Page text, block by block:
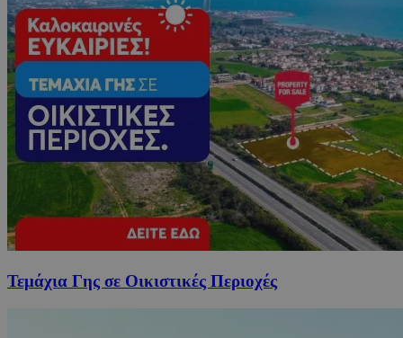
Τεμάχια Γης σε Οικιστικές Περιοχές